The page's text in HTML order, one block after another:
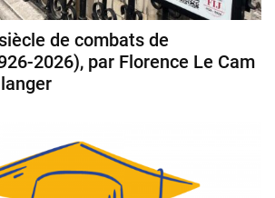
de combats de
2026), par Florence Le Cam